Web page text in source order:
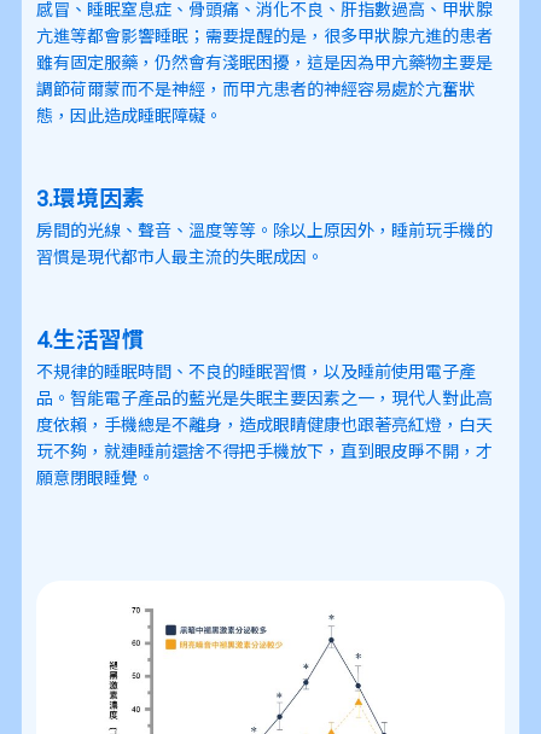
感冒、睡眠窒息症、骨頭痛、消化不良、肝指數過高、甲狀腺
亢進等都會影響睡眠；需要提醒的是，很多甲狀腺亢進的患者
雖有固定服藥，仍然會有淺眠困擾，這是因為甲亢藥物主要是
調節荷爾蒙而不是神經，而甲亢患者的神經容易處於亢奮狀
態，因此造成睡眠障礙。
3.環境因素
房間的光線、聲音、溫度等等。除以上原因外，睡前玩手機的
習慣是現代都市人最主流的失眠成因。
4.生活習慣
不規律的睡眠時間、不良的睡眠習慣，以及睡前使用電子產
品。智能電子產品的藍光是失眠主要因素之一，現代人對此高
度依賴，手機總是不離身，造成眼睛健康也跟著亮紅燈，白天
玩不夠，就連睡前還捨不得把手機放下，直到眼皮睜不開，才
願意閉眼睡覺。